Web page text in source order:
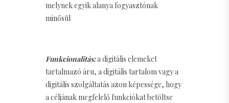
melynek egyik alanya fogyasztónak
minősül
Funkcionalitás:a digitális elemeket
tartalmazó áru, a digitális tartalom vagy a
digitális szolgáltatás azon képessége, hogy
a céljának megfelelő funkciókat betöltse